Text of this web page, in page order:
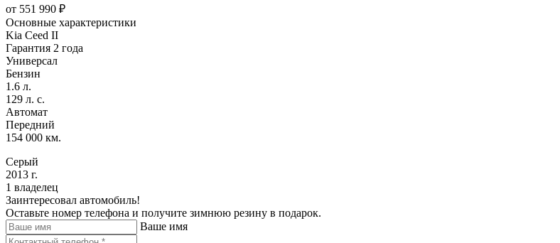
от 551 990 ₽
Основные характеристики
Kia Ceed II
Гарантия 2 года
Универсал
Бензин
1.6 л.
129 л. с.
Автомат
Передний
154 000 км.
Серый
2013 г.
1 владелец
Заинтересовал автомобиль!
Оставьте номер телефона и получите зимнюю резину в подарок.
Ваше имя